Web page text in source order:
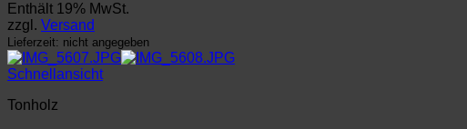
Enthält 19% MwSt.
zzgl. Versand
Lieferzeit: nicht angegeben
Schnellansicht
Tonholz